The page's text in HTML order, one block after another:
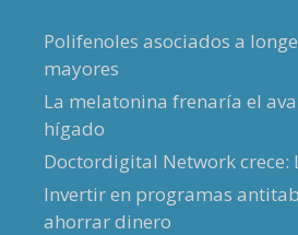
Polifenoles asociados a
mayores
La melatonina frenaría el
hígado
Doctordigital Network crece:
Invertir en programas
ahorrar dinero